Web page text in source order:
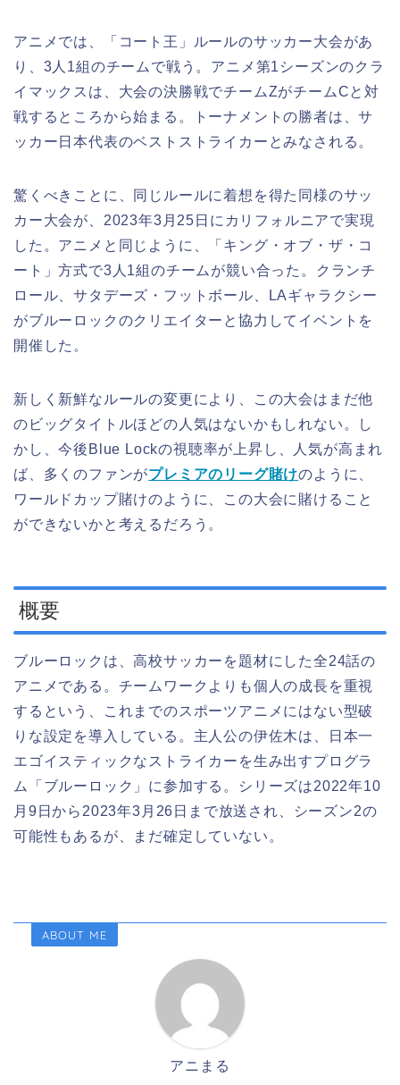
アニメでは、「コート王」ルールのサッカー大会があ
り、3人1組のチームで戦う。アニメ第1シーズンのクラ
イマックスは、大会の決勝戦でチームZがチームCと対
戦するところから始まる。トーナメントの勝者は、サ
ッカー日本代表のベストストライカーとみなされる。
驚くべきことに、同じルールに着想を得た同様のサッ
カー大会が、2023年3月25日にカリフォルニアで実現
した。アニメと同じように、「キング・オブ・ザ・コ
ート」方式で3人1組のチームが競い合った。クランチ
ロール、サタデーズ・フットボール、LAギャラクシー
がブルーロックのクリエイターと協力してイベントを
開催した。
新しく新鮮なルールの変更により、この大会はまだ他
のビッグタイトルほどの人気はないかもしれない。し
かし、今後Blue Lockの視聴率が上昇し、人気が高まれ
ば、多くのファンがプレミアのリーグ賭けのように、
ワールドカップ賭けのように、この大会に賭けること
ができないかと考えるだろう。
概要
ブルーロックは、高校サッカーを題材にした全24話の
アニメである。チームワークよりも個人の成長を重視
するという、これまでのスポーツアニメにはない型破
りな設定を導入している。主人公の伊佐木は、日本一
エゴイスティックなストライカーを生み出すプログラ
ム「ブルーロック」に参加する。シリーズは2022年10
月9日から2023年3月26日まで放送され、シーズン2の
可能性もあるが、まだ確定していない。
ABOUT ME
アニまる